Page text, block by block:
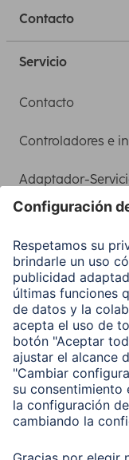
Contacto
Servicio
Contacto
Controladores e
Adaptador-
Clientes online
Conviértete en
Compañía
Historia de la
Hama en todo el